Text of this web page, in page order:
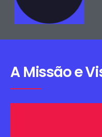
A Missão e